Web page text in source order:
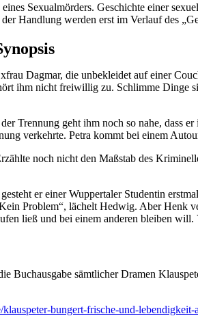
Sexualmörders. Geschichte einer
Handlung werden erst im Verlauf des
Dagmar, die unbekleidet auf einer
ihm nicht freiwillig zu. Schlimme Dinge
Trennung geht ihm noch so nahe, dass
verkehrte. Petra kommt bei einem
noch nicht den Maßstab des
er einer Wuppertaler Studentin
Problem“, lächelt Hedwig. Aber Henk
ließ und bei einem anderen bleiben
Buchausgabe sämtlicher Dramen
bungert-frische-und-